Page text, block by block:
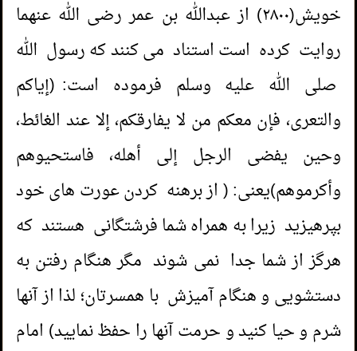
خویش(۲۸۰۰) از عبدالله بن عمر رضی الله عنهما
روایت کرده است استناد می کنند که رسول الله
صلی الله عليه وسلم فرموده است: (إیاکم
والتعری، فإن معکم من لا یفارقکم، إلا عند الغائط،
وحین یفضی الرجل إلی أهله، فاستحیوهم
وأکرموهم)یعنی: ( از برهنه کردن عورت های خود
بپرهيزيد زیرا به همراه شما فرشتگانی هستند که
هرگز از شما جدا نمی شوند مگر هنگام رفتن به
دستشویی و هنگام آمیزش با همسرتان؛ لذا از آنها
شرم و حیا کنید و حرمت آنها را حفظ نمایید) امام
آیامیتوانم باقی مانده عودهایی که جهت
معطرکردن مسجداستفاده میشودرا باخودبردارم؟
2. آیا می توانم به مدیر خودم در کار هدیه بدهم؟
3. هديه دادن به معلم خود؛